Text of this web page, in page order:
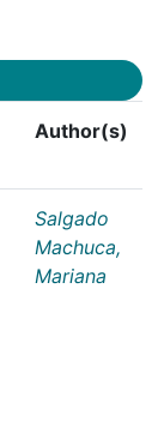
Author(s)
Salgado
Machuca,
Mariana